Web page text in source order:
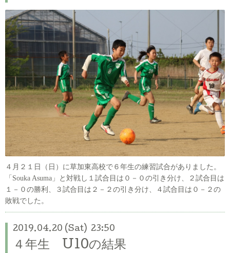
４月２１日（日）に草加東高校で６年生の練習試合がありました。
「Souka Asuma」と対戦し１試合目は０－０の引き分け、２試合目は
１－０の勝利、３試合目は２－２の引き分け、４試合目は０－２の
敗戦でした。
2019.04.20 (Sat) 23:50
４年生 U10の結果